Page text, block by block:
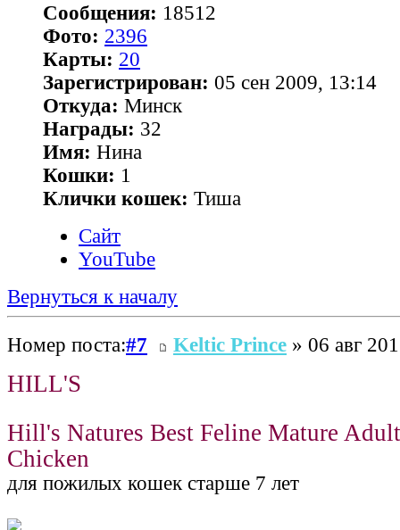
Сообщения: 18512
Фото: 2396
Карты: 20
Зарегистрирован: 05 сен 2009, 13:14
Откуда: Минск
Награды: 32
Имя: Нина
Кошки: 1
Клички кошек: Тиша
Сайт
YouTube
Вернуться к началу
Номер поста:#7 Keltic Prince » 06 авг
HILL'S
Hill's Natures Best Feline Mature
Chicken
для пожилых кошек старше 7 лет